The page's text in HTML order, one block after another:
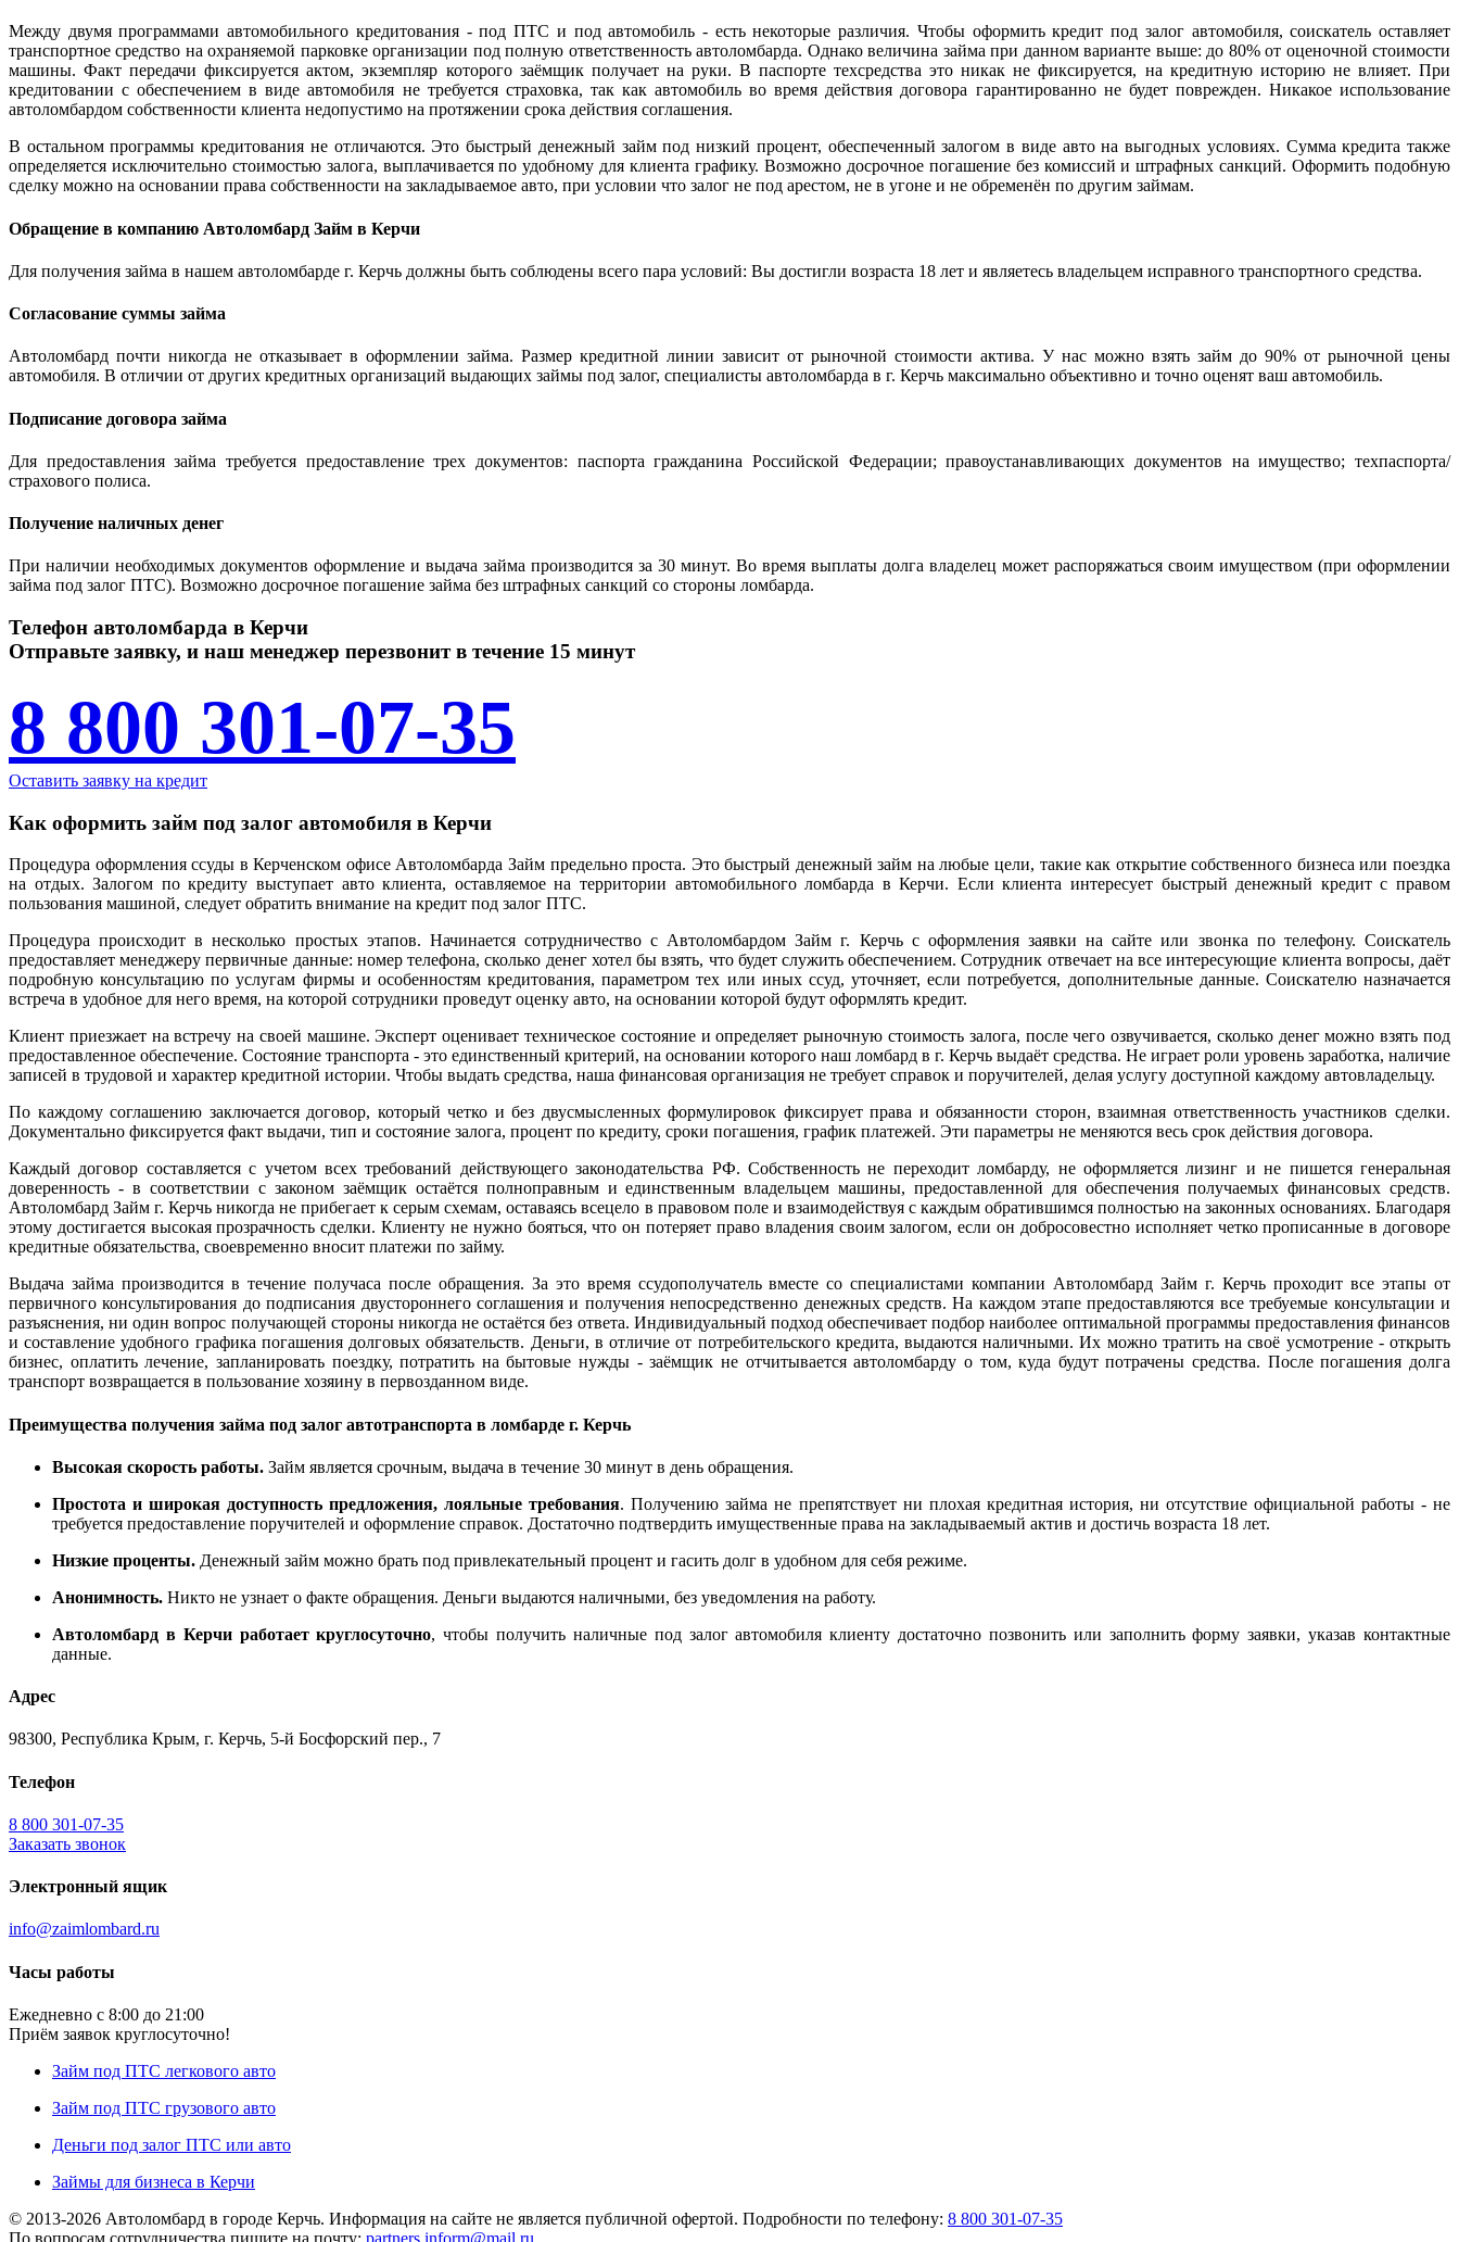
Между двумя программами автомобильного кредитования - под ПТС и под автомобиль - есть некоторые различия. Чтобы оформить кредит под залог автомобиля, соискатель оставляет
транспортное средство на охраняемой парковке организации под полную ответственность автоломбарда. Однако величина займа при данном варианте выше: до 80% от оценочной стоимости
машины. Факт передачи фиксируется актом, экземпляр которого заёмщик получает на руки. В паспорте техсредства это никак не фиксируется, на кредитную историю не влияет. При
кредитовании с обеспечением в виде автомобиля не требуется страховка, так как автомобиль во время действия договора гарантированно не будет поврежден. Никакое использование
автоломбардом собственности клиента недопустимо на протяжении срока действия соглашения.
В остальном программы кредитования не отличаются. Это быстрый денежный займ под низкий процент, обеспеченный залогом в виде авто на выгодных условиях. Сумма кредита также
определяется исключительно стоимостью залога, выплачивается по удобному для клиента графику. Возможно досрочное погашение без комиссий и штрафных санкций. Оформить подобную
сделку можно на основании права собственности на закладываемое авто, при условии что залог не под арестом, не в угоне и не обременён по другим займам.
Обращение в компанию Автоломбард Займ в Керчи
Для получения займа в нашем автоломбарде г. Керчь должны быть соблюдены всего пара условий: Вы достигли возраста 18 лет и являетесь владельцем исправного транспортного средства.
Согласование суммы займа
Автоломбард почти никогда не отказывает в оформлении займа. Размер кредитной линии зависит от рыночной стоимости актива. У нас можно взять займ до 90% от рыночной цены
автомобиля. В отличии от других кредитных организаций выдающих займы под залог, специалисты автоломбарда в г. Керчь максимально объективно и точно оценят ваш автомобиль.
Подписание договора займа
Для предоставления займа требуется предоставление трех документов: паспорта гражданина Российской Федерации; правоустанавливающих документов на имущество; техпаспорта/
страхового полиса.
Получение наличных денег
При наличии необходимых документов оформление и выдача займа производится за 30 минут. Во время выплаты долга владелец может распоряжаться своим имуществом (при оформлении
займа под залог ПТС). Возможно досрочное погашение займа без штрафных санкций со стороны ломбарда.
Телефон автоломбарда в Керчи
Отправьте заявку, и наш менеджер перезвонит в течение 15 минут
8 800 301-07-35
Оставить заявку на кредит
Как оформить займ под залог автомобиля в Керчи
Процедура оформления ссуды в Керченском офисе Автоломбарда Займ предельно проста. Это быстрый денежный займ на любые цели, такие как открытие собственного бизнеса или поездка
на отдых. Залогом по кредиту выступает авто клиента, оставляемое на территории автомобильного ломбарда в Керчи. Если клиента интересует быстрый денежный кредит с правом
пользования машиной, следует обратить внимание на кредит под залог ПТС.
Процедура происходит в несколько простых этапов. Начинается сотрудничество с Автоломбардом Займ г. Керчь с оформления заявки на сайте или звонка по телефону. Соискатель
предоставляет менеджеру первичные данные: номер телефона, сколько денег хотел бы взять, что будет служить обеспечением. Сотрудник отвечает на все интересующие клиента вопросы, даёт
подробную консультацию по услугам фирмы и особенностям кредитования, параметром тех или иных ссуд, уточняет, если потребуется, дополнительные данные. Соискателю назначается
встреча в удобное для него время, на которой сотрудники проведут оценку авто, на основании которой будут оформлять кредит.
Клиент приезжает на встречу на своей машине. Эксперт оценивает техническое состояние и определяет рыночную стоимость залога, после чего озвучивается, сколько денег можно взять под
предоставленное обеспечение. Состояние транспорта - это единственный критерий, на основании которого наш ломбард в г. Керчь выдаёт средства. Не играет роли уровень заработка, наличие
записей в трудовой и характер кредитной истории. Чтобы выдать средства, наша финансовая организация не требует справок и поручителей, делая услугу доступной каждому автовладельцу.
По каждому соглашению заключается договор, который четко и без двусмысленных формулировок фиксирует права и обязанности сторон, взаимная ответственность участников сделки.
Документально фиксируется факт выдачи, тип и состояние залога, процент по кредиту, сроки погашения, график платежей. Эти параметры не меняются весь срок действия договора.
Каждый договор составляется с учетом всех требований действующего законодательства РФ. Собственность не переходит ломбарду, не оформляется лизинг и не пишется генеральная
доверенность - в соответствии с законом заёмщик остаётся полноправным и единственным владельцем машины, предоставленной для обеспечения получаемых финансовых средств.
Автоломбард Займ г. Керчь никогда не прибегает к серым схемам, оставаясь всецело в правовом поле и взаимодействуя с каждым обратившимся полностью на законных основаниях. Благодаря
этому достигается высокая прозрачность сделки. Клиенту не нужно бояться, что он потеряет право владения своим залогом, если он добросовестно исполняет четко прописанные в договоре
кредитные обязательства, своевременно вносит платежи по займу.
Выдача займа производится в течение получаса после обращения. За это время ссудополучатель вместе со специалистами компании Автоломбард Займ г. Керчь проходит все этапы от
первичного консультирования до подписания двустороннего соглашения и получения непосредственно денежных средств. На каждом этапе предоставляются все требуемые консультации и
разъяснения, ни один вопрос получающей стороны никогда не остаётся без ответа. Индивидуальный подход обеспечивает подбор наиболее оптимальной программы предоставления финансов
и составление удобного графика погашения долговых обязательств. Деньги, в отличие от потребительского кредита, выдаются наличными. Их можно тратить на своё усмотрение - открыть
бизнес, оплатить лечение, запланировать поездку, потратить на бытовые нужды - заёмщик не отчитывается автоломбарду о том, куда будут потрачены средства. После погашения долга
транспорт возвращается в пользование хозяину в первозданном виде.
Преимущества получения займа под залог автотранспорта в ломбарде г. Керчь
Высокая скорость работы. Займ является срочным, выдача в течение 30 минут в день обращения.
Простота и широкая доступность предложения, лояльные требования. Получению займа не препятствует ни плохая кредитная история, ни отсутствие официальной работы - не
требуется предоставление поручителей и оформление справок. Достаточно подтвердить имущественные права на закладываемый актив и достичь возраста 18 лет.
Низкие проценты. Денежный займ можно брать под привлекательный процент и гасить долг в удобном для себя режиме.
Анонимность. Никто не узнает о факте обращения. Деньги выдаются наличными, без уведомления на работу.
Автоломбард в Керчи работает круглосуточно, чтобы получить наличные под залог автомобиля клиенту достаточно позвонить или заполнить форму заявки, указав контактные
данные.
Адрес
98300, Республика Крым, г. Керчь, 5-й Босфорский пер., 7
Телефон
8 800 301-07-35
Заказать звонок
Электронный ящик
info@zaimlombard.ru
Часы работы
Ежедневно с 8:00 до 21:00
Приём заявок круглосуточно!
Займ под ПТС легкового авто
Займ под ПТС грузового авто
Деньги под залог ПТС или авто
Займы для бизнеса в Керчи
© 2013-2026 Автоломбард в городе Керчь. Информация на сайте не является публичной офертой. Подробности по телефону: 8 800 301-07-35
По вопросам сотрудничества пишите на почту: partners.inform@mail.ru